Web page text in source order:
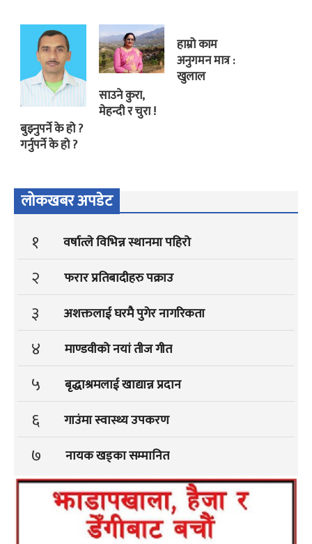
बुझ्नुपर्ने के हो ?
गर्नुपर्ने के हो ?
साउने कुरा,
मेहन्दी र चुरा !
हाम्रो काम
अनुगमन मात्र :
खुलाल
लोकखबर अपडेट
१ वर्षात्ले विभिन्न स्थानमा पहिरो
२ फरार प्रतिबादीहरु पक्राउ
३ अशक्तलाई घरमै पुगेर नागरिकता
४ माण्डवीको नयां तीज गीत
५ बृद्धाश्रमलाई खाद्यान्न प्रदान
६ गाउंमा स्वास्थ्य उपकरण
७ नायक खड्का सम्मानित